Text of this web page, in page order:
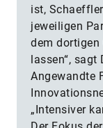
ist,
jeweiligen
dem dortigen
lassen“, sagt
Angewandte
„Intensiver